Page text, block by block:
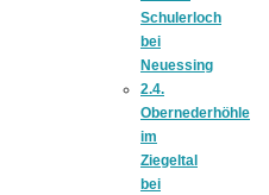
Schulerloch
bei
Neuessing
2.4.
Obernederhöhle
im
Ziegeltal
bei